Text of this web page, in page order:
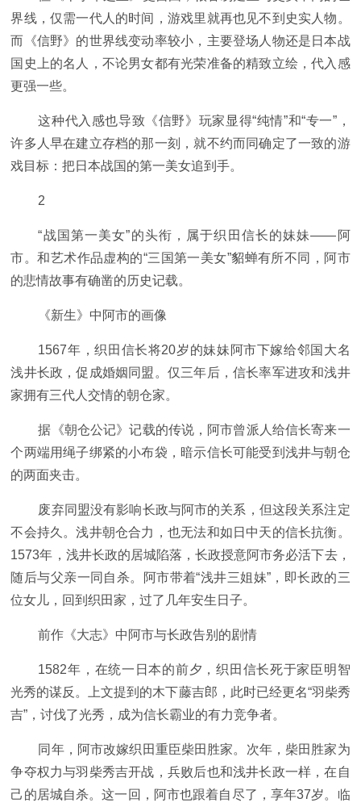
界线，仅需一代人的时间，游戏里就再也见不到史实人物。
而《信野》的世界线变动率较小，主要登场人物还是日本战
国史上的名人，不论男女都有光荣准备的精致立绘，代入感
更强一些。
这种代入感也导致《信野》玩家显得“纯情”和“专一”，
许多人早在建立存档的那一刻，就不约而同确定了一致的游
戏目标：把日本战国的第一美女追到手。
2
“战国第一美女”的头衔，属于织田信长的妹妹——阿
市。和艺术作品虚构的“三国第一美女”貂蝉有所不同，阿市
的悲情故事有确凿的历史记载。
《新生》中阿市的画像
1567年，织田信长将20岁的妹妹阿市下嫁给邻国大名
浅井长政，促成婚姻同盟。仅三年后，信长率军进攻和浅井
家拥有三代人交情的朝仓家。
据《朝仓公记》记载的传说，阿市曾派人给信长寄来一
个两端用绳子绑紧的小布袋，暗示信长可能受到浅井与朝仓
的两面夹击。
废弃同盟没有影响长政与阿市的关系，但这段关系注定
不会持久。浅井朝仓合力，也无法和如日中天的信长抗衡。
1573年，浅井长政的居城陷落，长政授意阿市务必活下去，
随后与父亲一同自杀。阿市带着“浅井三姐妹”，即长政的三
位女儿，回到织田家，过了几年安生日子。
前作《大志》中阿市与长政告别的剧情
1582年，在统一日本的前夕，织田信长死于家臣明智
光秀的谋反。上文提到的木下藤吉郎，此时已经更名“羽柴秀
吉”，讨伐了光秀，成为信长霸业的有力竞争者。
同年，阿市改嫁织田重臣柴田胜家。次年，柴田胜家为
争夺权力与羽柴秀吉开战，兵败后也和浅井长政一样，在自
己的居城自杀。这一回，阿市也跟着自尽了，享年37岁。临